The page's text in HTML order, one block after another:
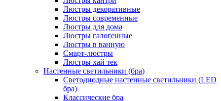
Люстры декоративные
Люстры современные
Люстры для дома
Люстры галогенные
Люстры в ванную
Смарт-люстры
Люстры хай тек
Настенные светильники (бра)
Светодиодные настенные светильники (LED
бра)
Классические бра